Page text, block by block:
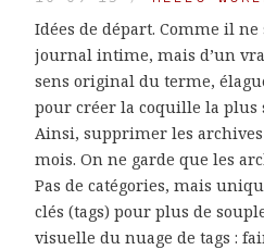
Idées de départ. Comme il ne
journal intime, mais d’un
sens original du terme,
pour créer la coquille la plus
Ainsi, supprimer les
mois. On ne garde que les
Pas de catégories, mais
clés (tags) pour plus de
visuelle du nuage de tags :